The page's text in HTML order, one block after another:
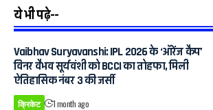
ये भी पढ़े--
Vaibhav Suryavanshi: IPL 2026 के ‘ऑरेंज कैप’
विनर वैभव सूर्यवंशी को BCCI का तोहफा, मिली
ऐतिहासिक नंबर 3 की जर्सी
क्रिकेट 1 month ago